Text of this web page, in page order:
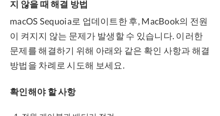
지 않을 때 해결 방법
macOS Sequoia로 업데이트한 후, MacBook의 전원
이 켜지지 않는 문제가 발생할 수 있습니다. 이러한
문제를 해결하기 위해 아래와 같은 확인 사항과 해결
방법을 차례로 시도해 보세요.
확인해야 할 사항